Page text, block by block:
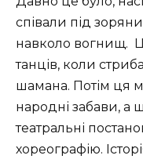
співали під
навколо вогнищ.
танців, коли
шамана. Потім ця
народні забави, а
театральні
хореографію.